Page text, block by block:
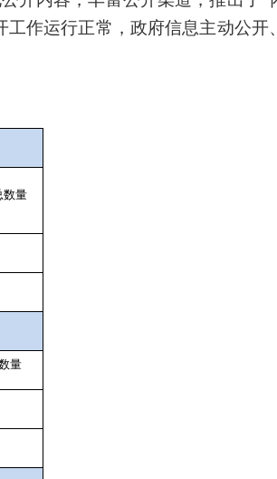
作运行正常，政府信息主动公开、
数量
量